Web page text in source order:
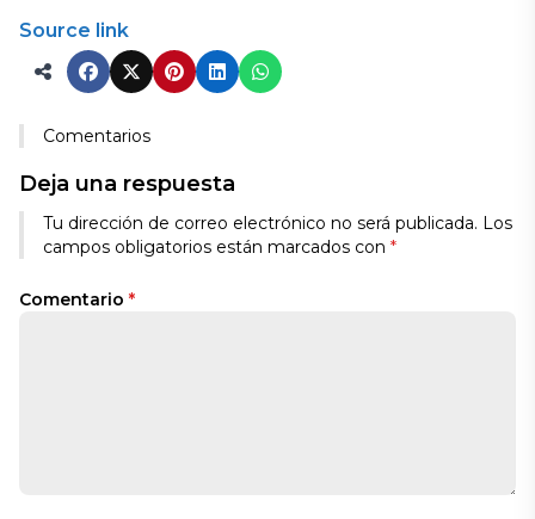
Source link
Comentarios
Deja una respuesta
Tu dirección de correo electrónico no será publicada. Los
campos obligatorios están marcados con *
Comentario *